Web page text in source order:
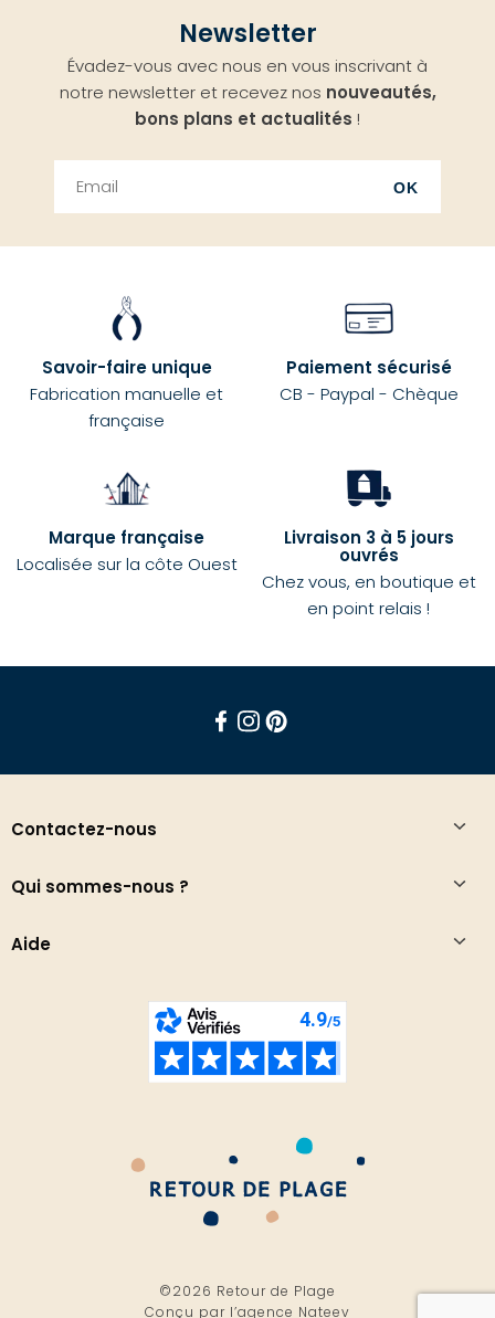
Newsletter
Évadez-vous avec nous en vous inscrivant à
notre newsletter et recevez nos nouveautés,
bons plans et actualités !
OK
Savoir-faire unique
Fabrication manuelle et
française
Paiement sécurisé
CB - Paypal - Chèque
Marque française
Localisée sur la côte Ouest
Livraison 3 à 5 jours
ouvrés
Chez vous, en boutique et
en point relais !
Contactez-nous
Qui sommes-nous ?
Aide
©2026 Retour de Plage
Conçu par l’agence Nateev